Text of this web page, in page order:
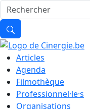
Articles
Agenda
Filmothèque
Professionnel·le·s
Organisations